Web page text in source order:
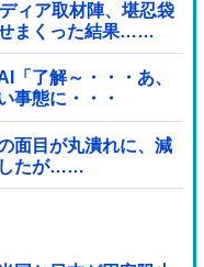
ィア取材陣、堪忍袋
まくった結果……
了解～・・・あ、
事態に・・・
面目が丸潰れに、減
したが……